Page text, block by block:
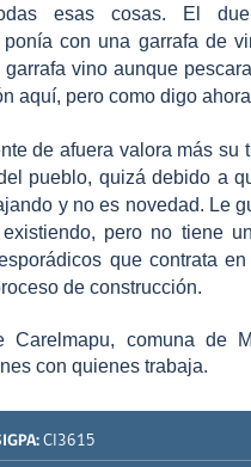
esas cosas. El
con una garrafa de
vino aunque
aquí, pero como digo ahora
de afuera valora más su
pueblo, quizá debido a
y no es novedad. Le
pero no tiene
que contrata en
de construcción.
Carelmapu, comuna de
con quienes trabaja.
CI3615